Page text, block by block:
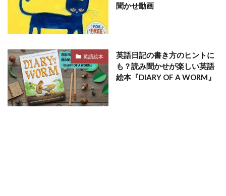
聞かせ動画
英語絵本
英語日記の書き方のヒントに
も？読み聞かせが楽しい英語
絵本『DIARY OF A WORM』